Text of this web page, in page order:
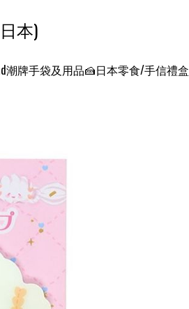
世界 (香港-日本)
潮牌手袋及用品🍰日本零食/手信禮盒